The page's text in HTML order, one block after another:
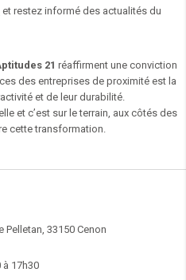
et restez informé des actualités du
21 réaffirment une conviction
des entreprises de proximité est la
et de leur durabilité.
et c’est sur le terrain, aux côtés des
cette transformation.
Pelletan, 33150 Cenon
à 17h30